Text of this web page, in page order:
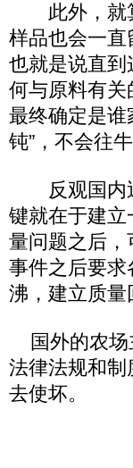
此外，就算
样品也会一
也就是说直
何与原料有
最终确定是谁
钝”，不会往
反观国内近
键就在于建
量问题之后
事件之后要
沸，建立质
国外的农场
法律法规和
去使坏。